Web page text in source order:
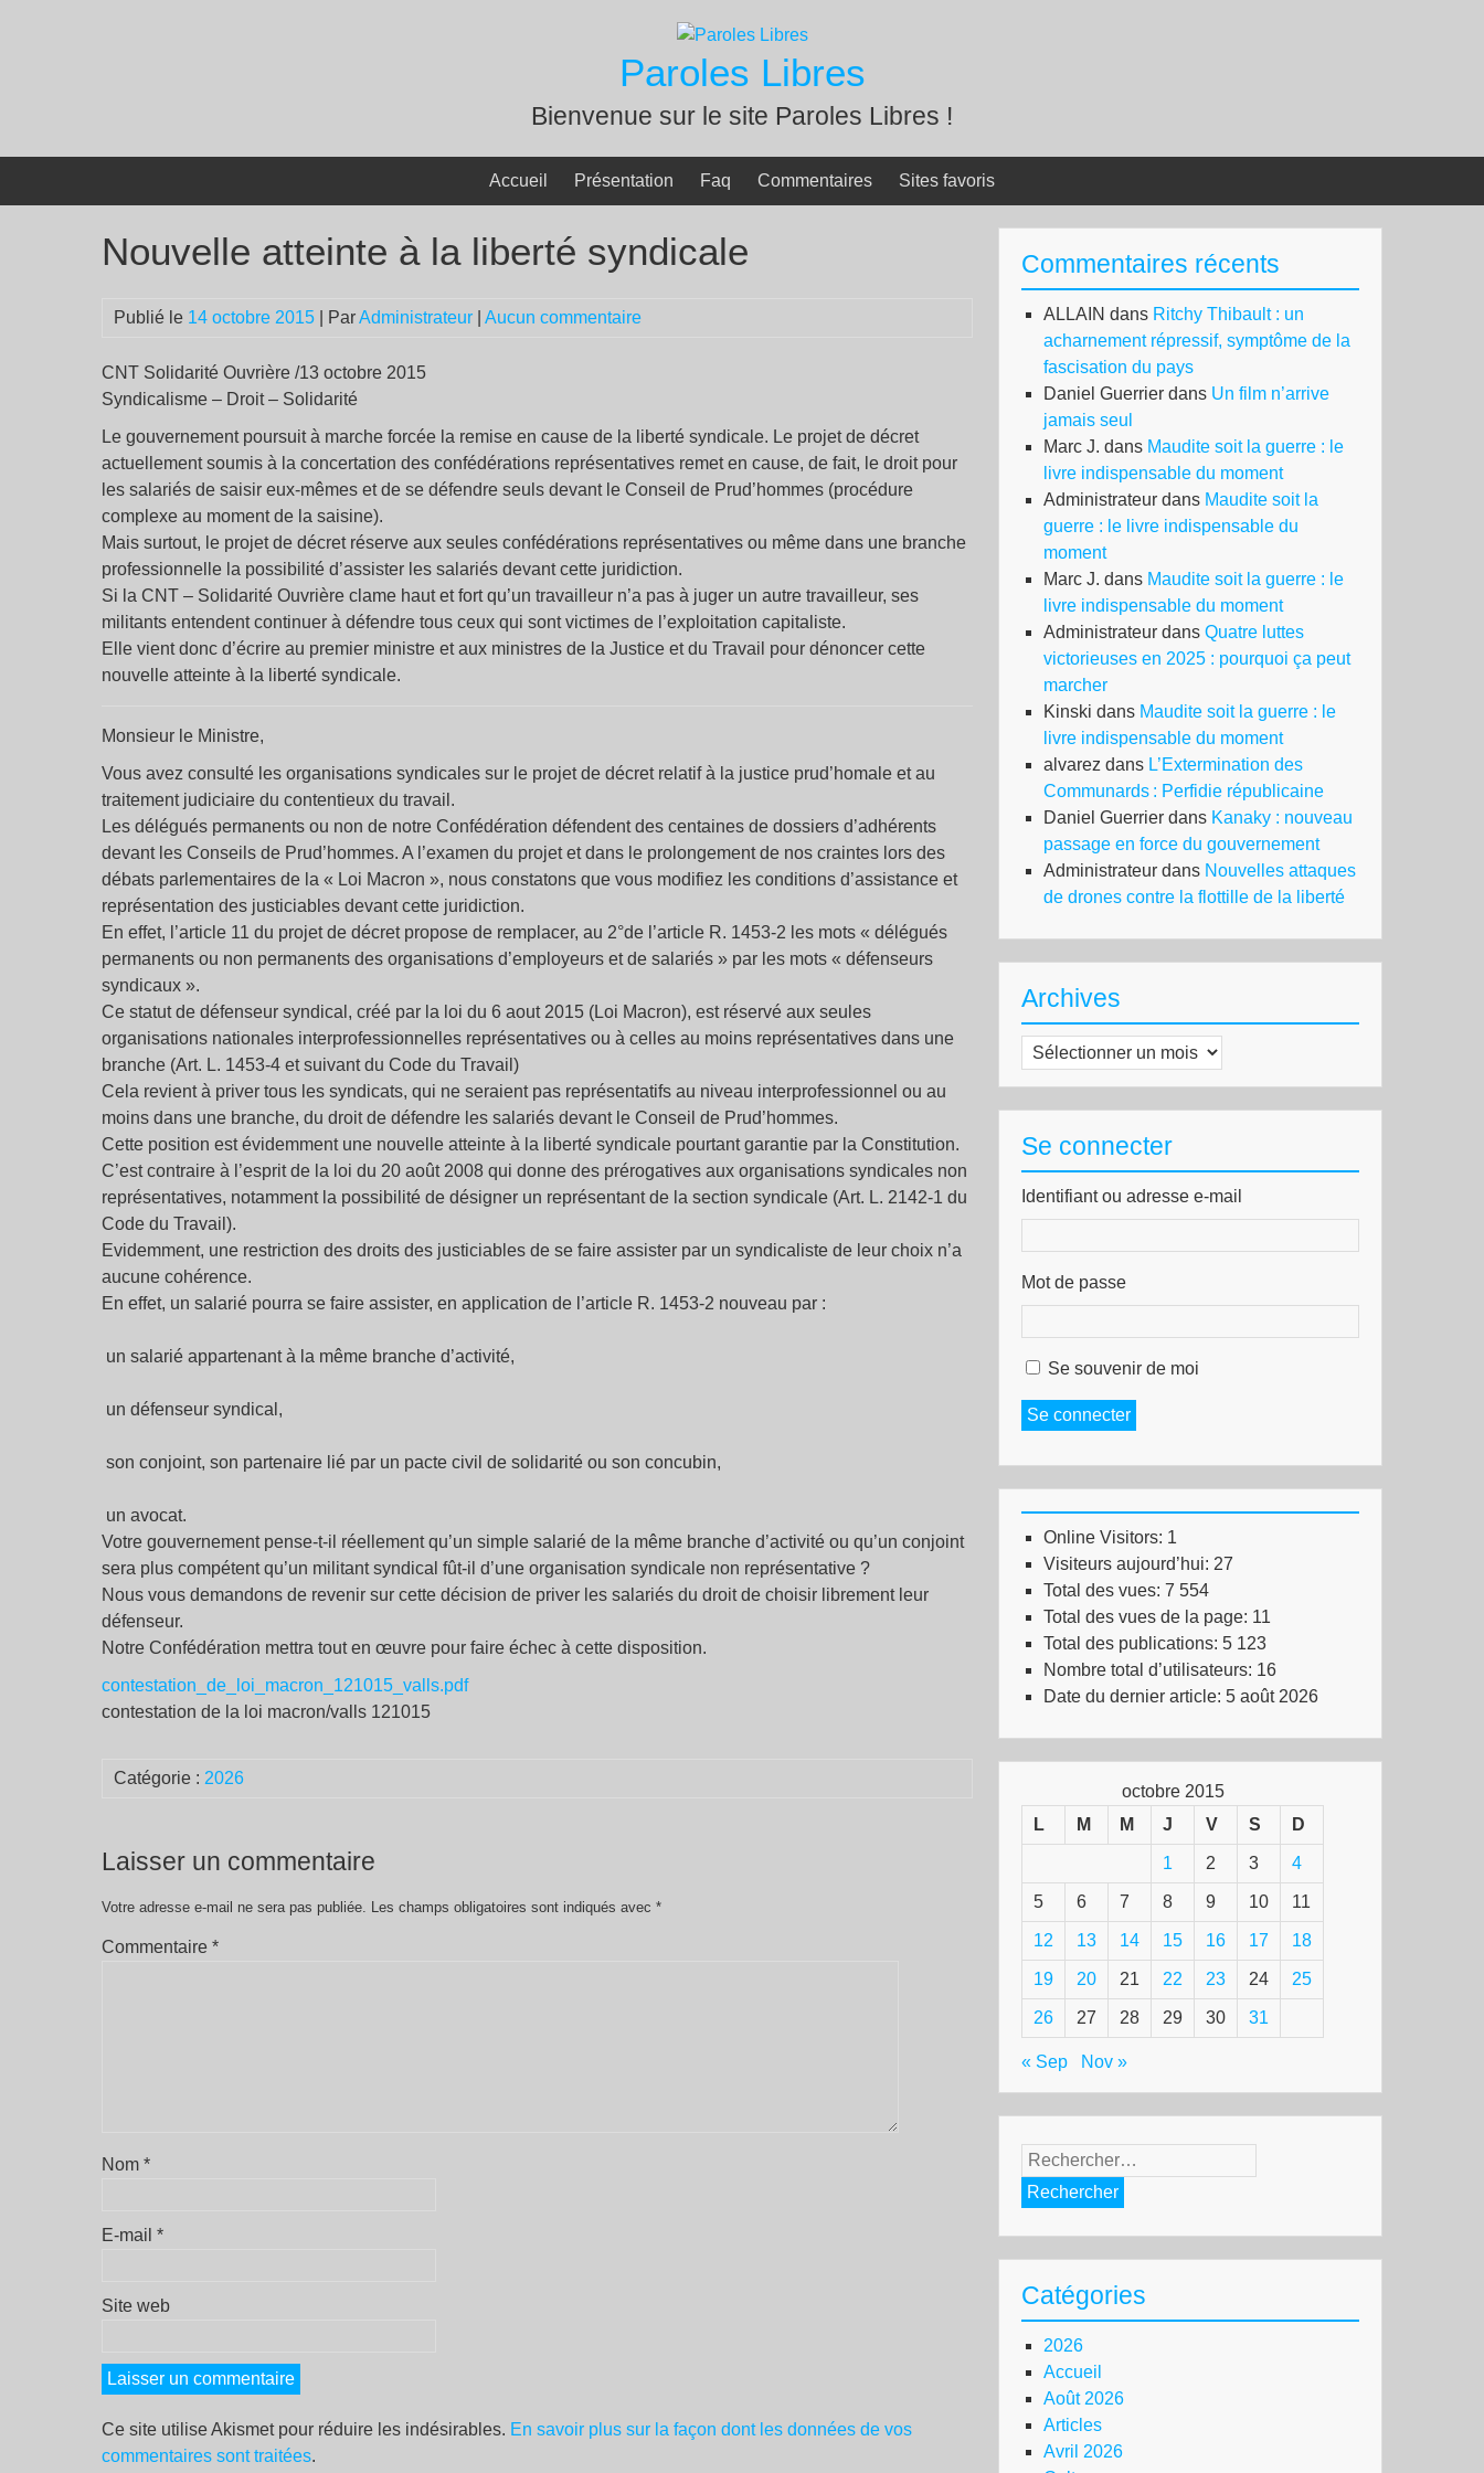
Paroles Libres
Bienvenue sur le site Paroles Libres !
Accueil Présentation Faq Commentaires Sites favoris
Nouvelle atteinte à la liberté syndicale
Publié le 14 octobre 2015 | ParAdministrateur Aucun commentaire
CNT Solidarité Ouvrière /13 octobre 2015
Syndicalisme – Droit – Solidarité
Le gouvernement poursuit à marche forcée la remise en cause de la liberté syndicale. Le projet de décret
actuellement soumis à la concertation des confédérations représentatives remet en cause, de fait, le droit pour
les salariés de saisir eux-mêmes et de se défendre seuls devant le Conseil de Prud’hommes (procédure
complexe au moment de la saisine).
Mais surtout, le projet de décret réserve aux seules confédérations représentatives ou même dans une branche
professionnelle la possibilité d’assister les salariés devant cette juridiction.
Si la CNT – Solidarité Ouvrière clame haut et fort qu’un travailleur n’a pas à juger un autre travailleur, ses
militants entendent continuer à défendre tous ceux qui sont victimes de l’exploitation capitaliste.
Elle vient donc d’écrire au premier ministre et aux ministres de la Justice et du Travail pour dénoncer cette
nouvelle atteinte à la liberté syndicale.
Monsieur le Ministre,
Vous avez consulté les organisations syndicales sur le projet de décret relatif à la justice prud’homale et au
traitement judiciaire du contentieux du travail.
Les délégués permanents ou non de notre Confédération défendent des centaines de dossiers d’adhérents
devant les Conseils de Prud’hommes. A l’examen du projet et dans le prolongement de nos craintes lors des
débats parlementaires de la « Loi Macron », nous constatons que vous modifiez les conditions d’assistance et
représentation des justiciables devant cette juridiction.
En effet, l’article 11 du projet de décret propose de remplacer, au 2°de l’article R. 1453-2 les mots « délégués
permanents ou non permanents des organisations d’employeurs et de salariés » par les mots « défenseurs
syndicaux ».
Ce statut de défenseur syndical, créé par la loi du 6 aout 2015 (Loi Macron), est réservé aux seules
organisations nationales interprofessionnelles représentatives ou à celles au moins représentatives dans une
branche (Art. L. 1453-4 et suivant du Code du Travail)
Cela revient à priver tous les syndicats, qui ne seraient pas représentatifs au niveau interprofessionnel ou au
moins dans une branche, du droit de défendre les salariés devant le Conseil de Prud’hommes.
Cette position est évidemment une nouvelle atteinte à la liberté syndicale pourtant garantie par la Constitution.
C’est contraire à l’esprit de la loi du 20 août 2008 qui donne des prérogatives aux organisations syndicales non
représentatives, notamment la possibilité de désigner un représentant de la section syndicale (Art. L. 2142-1 du
Code du Travail).
Evidemment, une restriction des droits des justiciables de se faire assister par un syndicaliste de leur choix n’a
aucune cohérence.
En effet, un salarié pourra se faire assister, en application de l’article R. 1453-2 nouveau par :
un salarié appartenant à la même branche d’activité,
un défenseur syndical,
son conjoint, son partenaire lié par un pacte civil de solidarité ou son concubin,
un avocat.
Votre gouvernement pense-t-il réellement qu’un simple salarié de la même branche d’activité ou qu’un conjoint
sera plus compétent qu’un militant syndical fût-il d’une organisation syndicale non représentative ?
Nous vous demandons de revenir sur cette décision de priver les salariés du droit de choisir librement leur
défenseur.
Notre Confédération mettra tout en œuvre pour faire échec à cette disposition.
contestation_de_loi_macron_121015_valls.pdf
contestation de la loi macron/valls 121015
Catégorie : 2026
Laisser un commentaire
Votre adresse e-mail ne sera pas publiée. Les champs obligatoires sont indiqués avec *
Commentaire *
Nom *
E-mail *
Site web
Ce site utilise Akismet pour réduire les indésirables. En savoir plus sur la façon dont les données de vos
commentaires sont traitées.
Commentaires récents
ALLAIN dans Ritchy Thibault : un
acharnement répressif, symptôme de la
fascisation du pays
Daniel Guerrier dans Un film n’arrive
jamais seul
Marc J. dans Maudite soit la guerre : le
livre indispensable du moment
Administrateur dans Maudite soit la
guerre : le livre indispensable du
moment
Marc J. dans Maudite soit la guerre : le
livre indispensable du moment
Administrateur dans Quatre luttes
victorieuses en 2025 : pourquoi ça peut
marcher
Kinski dans Maudite soit la guerre : le
livre indispensable du moment
alvarez dans L’Extermination des
Communards : Perfidie républicaine
Daniel Guerrier dans Kanaky : nouveau
passage en force du gouvernement
Administrateur dans Nouvelles attaques
de drones contre la flottille de la liberté
Archives
Archives
Se connecter
Identifiant ou adresse e-mail
Mot de passe
Se souvenir de moi
Se connecter
Online Visitors: 1
Visiteurs aujourd’hui: 27
Total des vues: 7 554
Total des vues de la page: 11
Total des publications: 5 123
Nombre total d’utilisateurs: 16
Date du dernier article: 5 août 2026
octobre 2015
L
M M J V S D
1 2 3 4
5 6 7 8 9 10 11
12 13 14 15 16 17 18
19 20 21 22 23 24 25
26 27 28 29 30 31
« Sep Nov »
Rechercher :
Catégories
2026
Accueil
Août 2026
Articles
Avril 2026